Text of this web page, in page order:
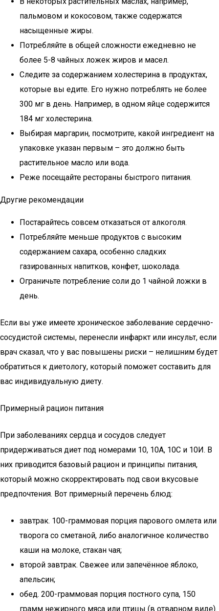
пальмовом и кокосовом, также содержатся
насыщенные жиры.
Потребляйте в общей сложности ежедневно не
более 5-8 чайных ложек жиров и масел.
Следите за содержанием холестерина в продуктах,
которые вы едите. Его нужно потреблять не более
300 мг в день. Например, в одном яйце содержится
184 мг холестерина.
Выбирая маргарин, посмотрите, какой ингредиент на
упаковке указан первым – это должно быть
растительное масло или вода.
Реже посещайте рестораны быстрого питания.
Другие рекомендации
Постарайтесь совсем отказаться от алкоголя.
Потребляйте меньше продуктов с высоким
содержанием сахара, особенно сладких
газированных напитков, конфет, шоколада.
Ограничьте потребление соли до 1 чайной ложки в
день.
Если вы уже имеете хроническое заболевание сердечно-
сосудистой системы, перенесли инфаркт или инсульт, если
врач сказал, что у вас повышены риски – нелишним будет
обратиться к диетологу, который поможет составить для
вас индивидуальную диету.
Примерный рацион питания
При заболеваниях сердца и сосудов следует
придерживаться диет под номерами 10, 10А, 10С и 10И. В
них приводится базовый рацион и принципы питания,
который можно скорректировать под свои вкусовые
предпочтения. Вот примерный перечень блюд:
завтрак. 100-граммовая порция парового омлета или
творога со сметаной, либо аналогичное количество
каши на молоке, стакан чая;
второй завтрак. Свежее или запечённое яблоко,
апельсин;
обед. 200-граммовая порция постного супа, 150
грамм нежирного мяса или птицы (в отварном виде).